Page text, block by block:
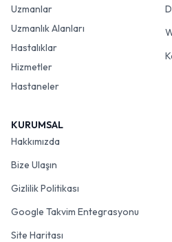
Uzmanlar
Uzmanlık Alanları
Hastalıklar
Hizmetler
Hastaneler
KURUMSAL
Hakkımızda
Bize Ulaşın
Gizlilik Politikası
Google Takvim Entegrasyonu
Site Haritası